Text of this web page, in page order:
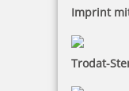
Imprint
Trodat-